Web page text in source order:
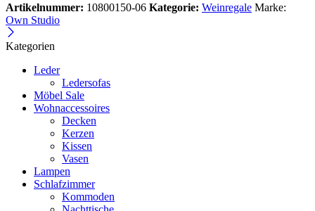
Artikelnummer: 10800150-06 Kategorie: Weinregale Marke:
Own Studio
Kategorien
Leder
Ledersofas
Möbel Sale
Wohnaccessoires
Decken
Kerzen
Kissen
Vasen
Lampen
Schlafzimmer
Kommoden